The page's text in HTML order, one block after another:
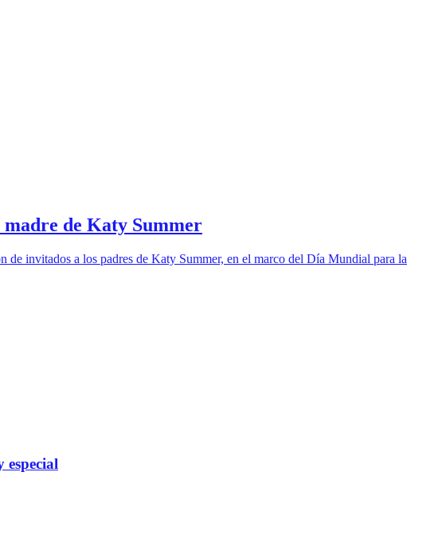
de Katy Summer
invitados a los padres de Katy Summer, en el marco del Día Mundial para la